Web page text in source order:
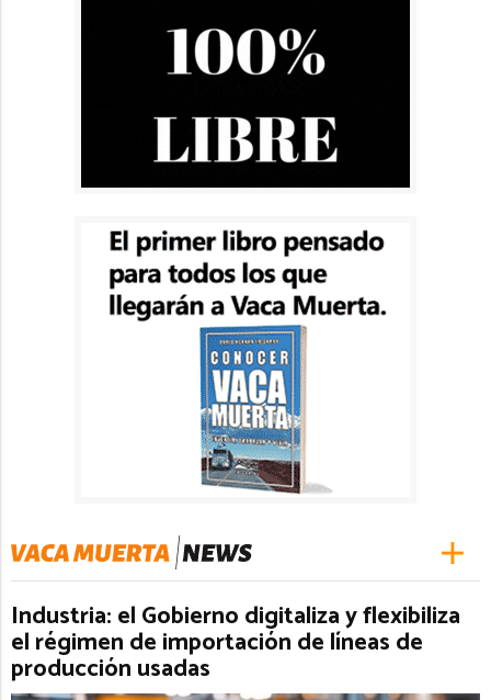
Industria: el Gobierno digitaliza y flexibiliza
el régimen de importación de líneas de
producción usadas